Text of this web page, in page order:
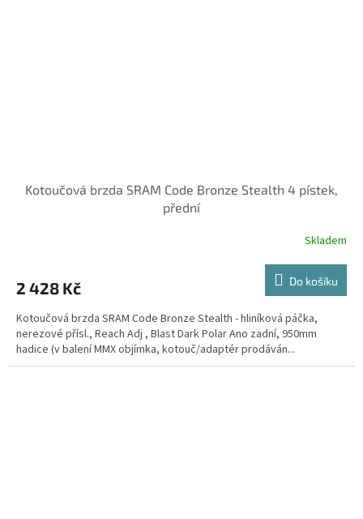
Kotoučová brzda SRAM Code Bronze Stealth 4 pístek,
přední
Skladem
2 428 Kč Do košíku
Kotoučová brzda SRAM Code Bronze Stealth - hliníková páčka,
nerezové přísl., Reach Adj , Blast Dark Polar Ano zadní, 950mm
hadice (v balení MMX objímka, kotouč/adaptér prodáván...